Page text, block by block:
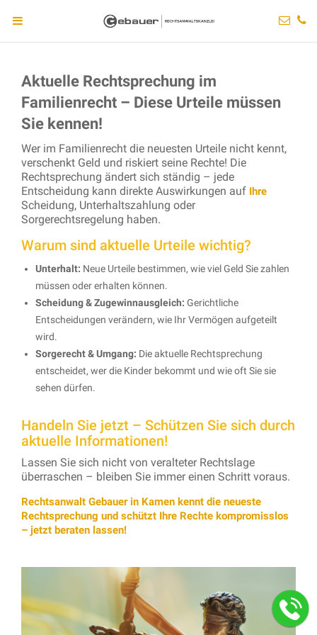
Aktuelle Rechtsprechung im
Familienrecht – Diese Urteile müssen
Sie kennen!
Wer im Familienrecht die neuesten Urteile nicht kennt,
verschenkt Geld und riskiert seine Rechte! Die
Rechtsprechung ändert sich ständig – jede
Entscheidung kann direkte Auswirkungen auf Ihre
Scheidung, Unterhaltszahlung oder
Sorgerechtsregelung haben.
Warum sind aktuelle Urteile wichtig?
Unterhalt: Neue Urteile bestimmen, wie viel Geld Sie zahlen
müssen oder erhalten können.
Scheidung & Zugewinnausgleich: Gerichtliche
Entscheidungen verändern, wie Ihr Vermögen aufgeteilt
wird.
Sorgerecht & Umgang: Die aktuelle Rechtsprechung
entscheidet, wer die Kinder bekommt und wie oft Sie sie
sehen dürfen.
Handeln Sie jetzt – Schützen Sie sich durch
aktuelle Informationen!
Lassen Sie sich nicht von veralteter Rechtslage
überraschen – bleiben Sie immer einen Schritt voraus.
Rechtsanwalt Gebauer in Kamen kennt die neueste
Rechtsprechung und schützt Ihre Rechte kompromisslos
– jetzt beraten lassen!